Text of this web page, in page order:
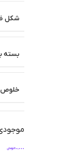
شکل
بسته
خلوص
80,000تومان